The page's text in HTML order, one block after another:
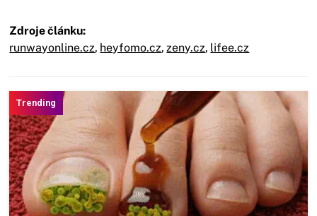
Zdroje článku:
runwayonline.cz, heyfomo.cz, zeny.cz, lifee.cz